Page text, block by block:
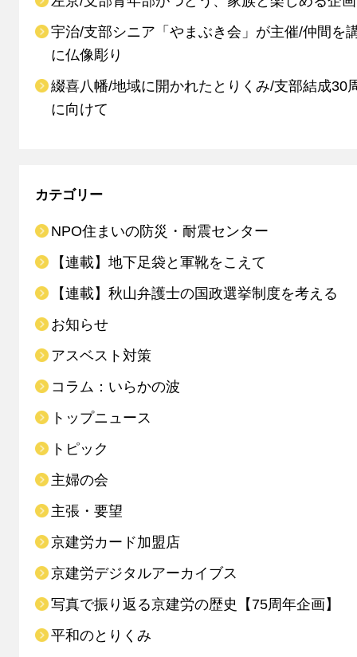
宇治/支部シニア「やまぶき会」が主催/仲間を
に仏像彫り
綴喜八幡/地域に開かれたとりくみ/支部結成30
に向けて
カテゴリー
NPO住まいの防災・耐震センター
【連載】地下足袋と軍靴をこえて
【連載】秋山弁護士の国政選挙制度を考える
お知らせ
アスベスト対策
コラム：いらかの波
トップニュース
トピック
主婦の会
主張・要望
京建労カード加盟店
京建労デジタルアーカイブス
写真で振り返る京建労の歴史【75周年企画】
平和のとりくみ